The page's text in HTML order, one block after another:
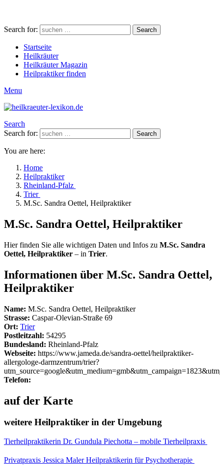
Search for: Search
Startseite
Heilkräuter
Heilkräuter Magazin
Heilpraktiker finden
Menu
Search
Search for:
Search
You are here:
Home
Heilpraktiker
Rheinland-Pfalz
Trier
M.Sc. Sandra Oettel, Heilpraktiker
M.Sc. Sandra Oettel, Heilpraktiker
Hier finden Sie alle wichtigen Daten und Infos zu M.Sc. Sandra
Oettel, Heilpraktiker – in Trier.
Informationen über M.Sc. Sandra Oettel,
Heilpraktiker
Name: M.Sc. Sandra Oettel, Heilpraktiker
Strasse: Caspar-Olevian-Straße 69
Ort: Trier
Postleitzahl: 54295
Bundesland: Rheinland-Pfalz
Webseite: https://www.jameda.de/sandra-oettel/heilpraktiker-
allergologe-darmzentrum/trier?
Telefon:
auf der Karte
weitere Heilpraktiker in der Umgebung
Tierheilpraktikerin Dr. Gundula Piechotta – mobile Tierheilpraxis
Privatpraxis Jessica Maler Heilpraktikerin für Psychotherapie